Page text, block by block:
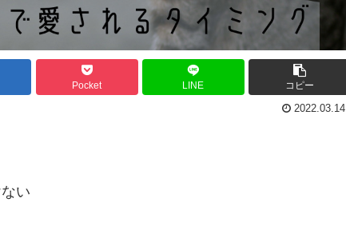
Pocket LINE コピー
2022.03.14
い